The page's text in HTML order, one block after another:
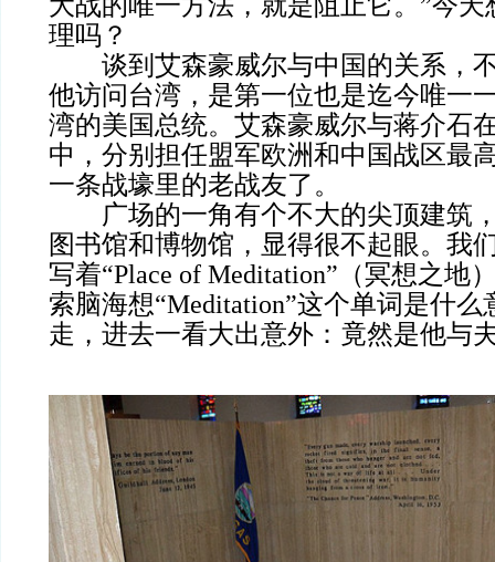
大战的唯一方法，就是阻止它。”今
理吗？
谈到艾森豪威尔与中国的关系，不
他访问台湾，是第一位也是迄今唯一
湾的美国总统。艾森豪威尔与蒋介石
中，分别担任盟军欧洲和中国战区最
一条战壕里的老战友了。
广场的一角有个不大的尖顶建筑
图书馆和博物馆，显得很不起眼。我
写着“Place of Meditation”（冥想之地
索脑海想“Meditation”这个单词是什
走，进去一看大出意外：竟然是他与